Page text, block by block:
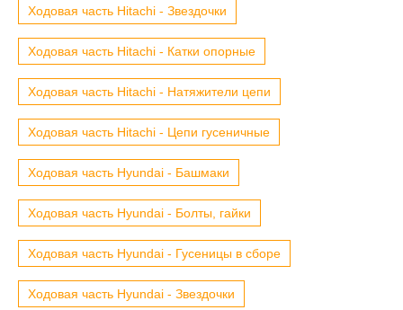
Ходовая часть Hitachi - Звездочки
Ходовая часть Hitachi - Катки опорные
Ходовая часть Hitachi - Натяжители цепи
Ходовая часть Hitachi - Цепи гусеничные
Ходовая часть Hyundai - Башмаки
Ходовая часть Hyundai - Болты, гайки
Ходовая часть Hyundai - Гусеницы в сборе
Ходовая часть Hyundai - Звездочки